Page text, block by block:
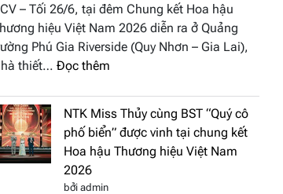
“Đông
Phương
Hội
Global
Fashion
Week
– Tối 26/6, tại đêm Chung kết Hoa hậu
hiệu Việt Nam 2026 diễn ra ở Quảng
Phú Gia Riverside (Quy Nhơn – Gia Lai),
thiết… Đọc thêm
Tháp
Cổ”
trở
NTK Miss Thủy cùng BST “Quý cô
phố biển” được vinh tại chung kết
Hoa hậu Thương hiệu Việt Nam
2026
bởi admin